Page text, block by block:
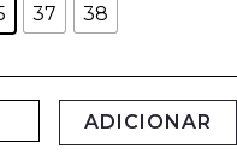
37 38
ADICIONAR